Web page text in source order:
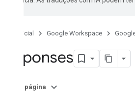
Página inicial Google Workspace
Responses
Nesta página